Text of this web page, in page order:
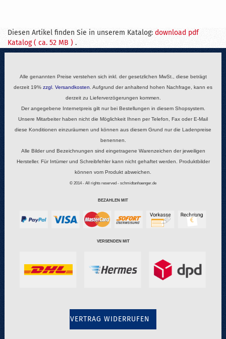
Diesen Artikel finden Sie in unserem Katalog: download pdf
Katalog ( ca. 52 MB ) .
Alle genannten Preise verstehen sich inkl. der gesetzlichen MwSt., diese beträgt
derzeit 19% zzgl. Versandkosten . Aufgrund der anhaltend hohen Nachfrage, kann es
derzeit zu Lieferverzögerungen kommen.
Der angegebene Internetpreis gilt nur bei Bestellungen in diesem Shopsystem.
Unsere Mitarbeiter haben nicht die Möglichkeit Ihnen per Telefon, Fax oder E-Mail
diese Konditionen einzuräumen und können aus diesem Grund nur die Ladenpreise
benennen.
Alle Bilder und Bezeichnungen sind eingetragene Warenzeichen der jeweiligen
Hersteller. Für Irrtümer und Schreibfehler kann nicht gehaftet werden. Produktbilder
können vom Produkt abweichen.
© 2014 - All rights reserved - schmidtanhaenger.de
BEZAHLEN MIT
VERSENDEN MIT
VERTRAG WIDERRUFEN